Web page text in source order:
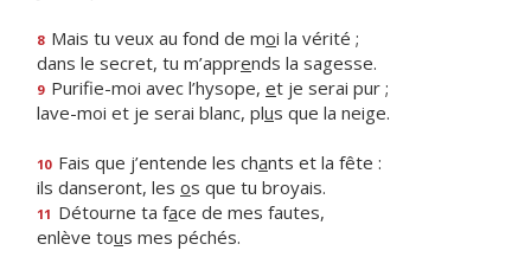
8 Mais tu veux au fond de moi la vérité ;
dans le secret, tu m’apprends la sagesse.
9 Purifie-moi avec l’hysope, et je serai pur ;
lave-moi et je serai blanc, plus que la neige.
10 Fais que j’entende les chants et la fête :
ils danseront, les os que tu broyais.
11 Détourne ta face de mes fautes,
enlève tous mes péchés.